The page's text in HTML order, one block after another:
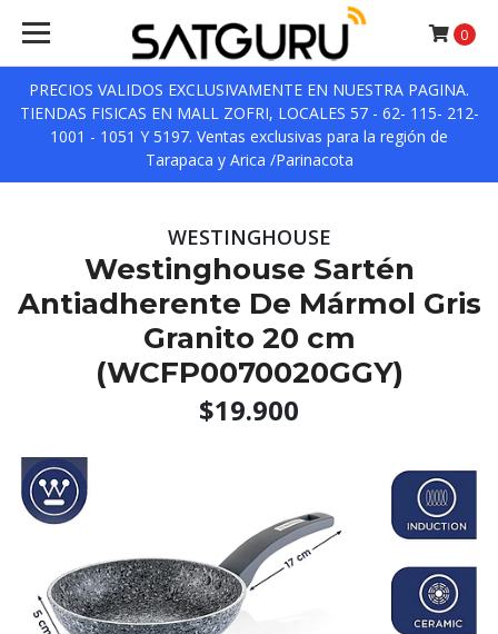
PRECIOS VALIDOS EXCLUSIVAMENTE EN NUESTRA PAGINA.
TIENDAS FISICAS EN MALL ZOFRI, LOCALES 57 - 62- 115- 212-
1001 - 1051 Y 5197. Ventas exclusivas para la región de
Tarapaca y Arica /Parinacota
0
WESTINGHOUSE
Westinghouse Sartén
Antiadherente De Mármol Gris
Granito 20 cm
(WCFP0070020GGY)
$19.900